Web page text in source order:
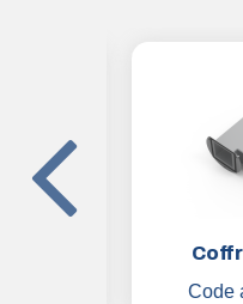
Code